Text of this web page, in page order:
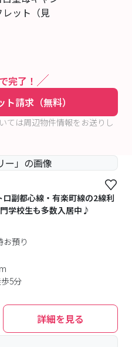
完了！
請求（無料）
ては周辺物件情報をお送りし
副都心線・有楽町線の2線利
学校生も多数入居中♪
預り
5分
詳細を見る